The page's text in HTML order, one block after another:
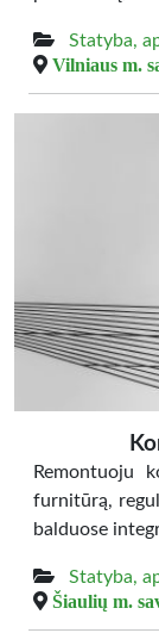
Statyba,
Vilniaus m.
Remontuoju
furnitūrą,
balduose
Statyba,
Šiaulių m.